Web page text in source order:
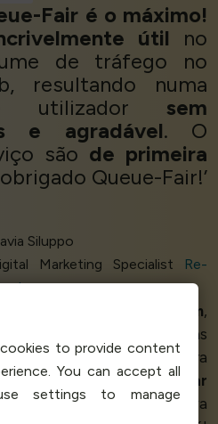
Fair é o máximo!
útil no
de tráfego no
resultando numa
utilizador sem
e agradável. O
são de primeira
Queue-Fair!’
Siluppo
Marketing Specialist
Re-
si, que funciona muito bem,
se dos outros são as
Eles estavam lá para
perguntas, parame ajudar
e mesmo quando eu estava
to provide content
You can accept all
settings to manage